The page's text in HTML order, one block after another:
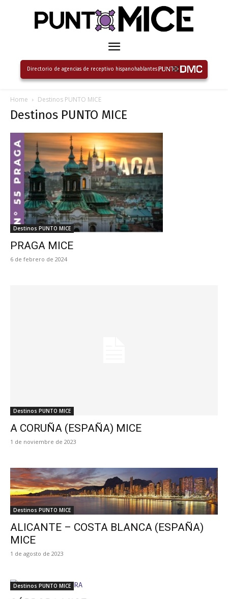
Directorio de agencias de receptivo hispanohablantes
Home Destinos PUNTO MICE
Destinos PUNTO MICE
Destinos PUNTO MICE
PRAGA MICE
6 de febrero de 2024
Destinos PUNTO MICE
A CORUÑA (ESPAÑA) MICE
1 de noviembre de 2023
Destinos PUNTO MICE
ALICANTE – COSTA BLANCA (ESPAÑA)
MICE
1 de agosto de 2023
Destinos PUNTO MICE